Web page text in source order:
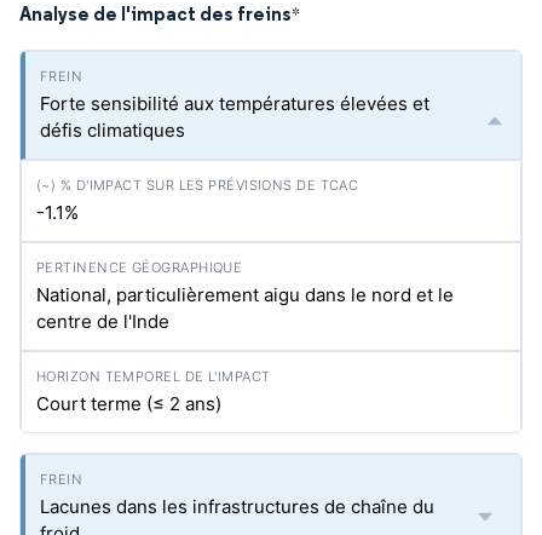
Analyse de l'impact des freins*
Forte sensibilité aux températures élevées et
défis climatiques
-1.1%
National, particulièrement aigu dans le nord et le
centre de l'Inde
Court terme (≤ 2 ans)
Lacunes dans les infrastructures de chaîne du